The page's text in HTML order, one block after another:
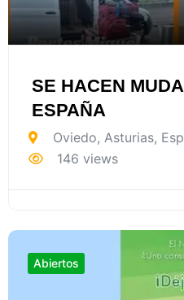
SE HACEN
ESPAÑA
Oviedo, Asturias,
146 views
Abiertos